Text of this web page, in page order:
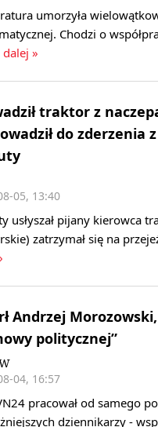
umorzyła
Chodzi o
dalej »
traktor z
do zderzenia
05, 13:40
usłyszał pijany kierowca
zatrzymał się na
Andrzej
politycznej”
04, 16:57
pracował od samego
dziennikarzy -